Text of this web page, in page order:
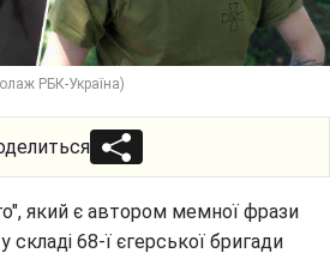
РБК-Україна)
який є автором мемної фрази
68-ї єгерської бригади